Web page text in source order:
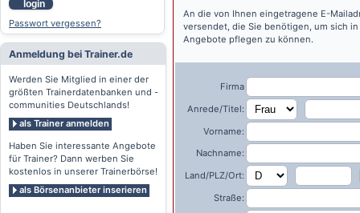
login
Passwort vergessen?
Anmeldung bei Trainer.de
Werden Sie Mitglied in einer der
größten Trainerdatenbanken und -
communities Deutschlands!
als Trainer anmelden
Haben Sie interessante Angebote
für Trainer? Dann werben Sie
kostenlos in unserer Trainerbörse!
als Börsenanbieter inserieren
An die von Ihnen eingetragene E-
versendet, die Sie benötigen, um sich
Angebote pflegen zu können.
Firma
Anrede/Titel:
Vorname:
Nachname:
Land/PLZ/Ort:
Straße: